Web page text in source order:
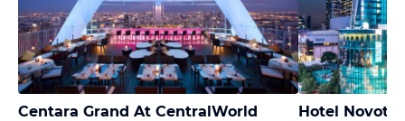
Centara Grand At CentralWorld Hotel